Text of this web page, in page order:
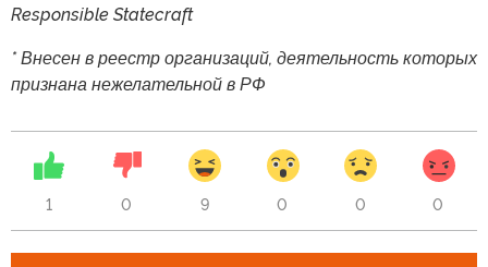
Responsible Statecraft
* Внесен в реестр организаций, деятельность которых
признана нежелательной в РФ
1 0 9 0 0 0